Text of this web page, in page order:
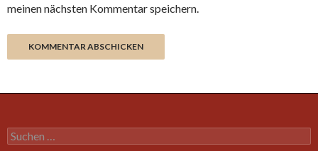
meinen nächsten Kommentar speichern.
Suchen
nach: